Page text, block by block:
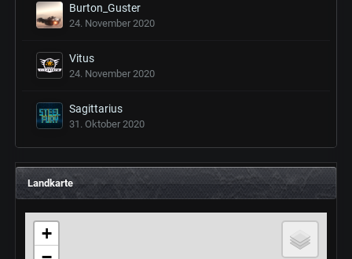
Burton_Guster
24. November 2020
Vitus
24. November 2020
Sagittarius
31. Oktober 2020
Landkarte